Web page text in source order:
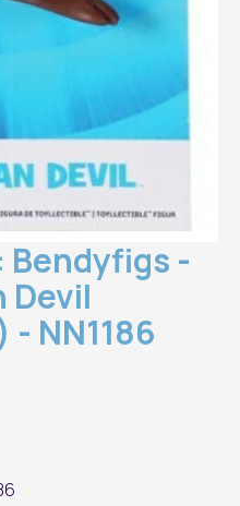
Bendyfigs -
Devil
NN1186